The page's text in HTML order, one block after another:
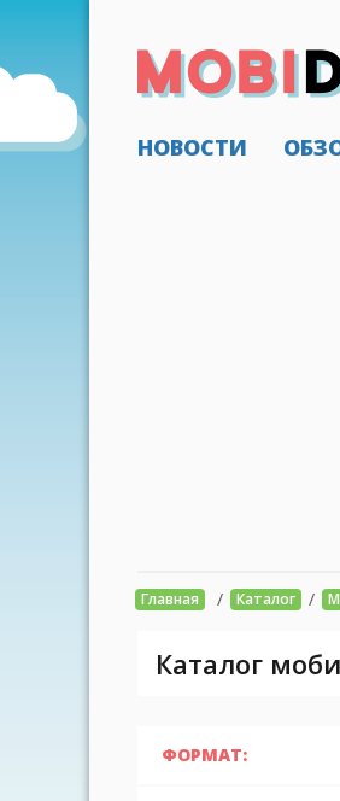
НОВОСТИ
Главная / Каталог /
Каталог
ФОРМАТ: